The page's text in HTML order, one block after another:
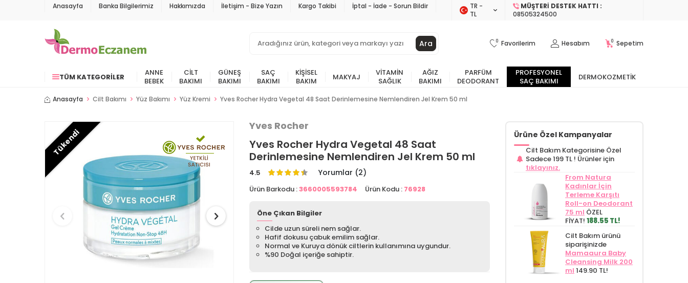
Anasayfa Banka Bilgilerimiz Hakkımızda İletişim - Bize Yazın Kargo Takibi İptal - İade - Sorun Bildir
TR −
TL
MÜŞTERI DESTEK HATTI :
08505324500
Ara 0 Favorilerim Hesabım 0 Sepetim
TÜM KATEGORILER
ANNE
BEBEK
CILT
BAKIMI
GÜNEŞ
BAKIMI
SAÇ
BAKIMI
KIŞISEL
BAKIM
MAKYAJ
VITAMIN
SAĞLIK
AĞIZ
BAKIMI
PARFÜM
DEODORANT
PROFESYONEL
SAÇ BAKIMI
DERMOKOZMETIK
Anasayfa Cilt Bakımı Yüz Bakımı Yüz Kremi Yves Rocher Hydra Vegetal 48 Saat Derinlemesine Nemlendiren Jel Krem 50 ml
Tükendi
Yves Rocher
Yves Rocher Hydra Vegetal 48 Saat
Derinlemesine Nemlendiren Jel Krem 50 ml
4.5 Yorumlar (2)
Ürün Barkodu :3660005593784 Ürün Kodu : 76928
Öne Çıkan Bilgiler
Cilde uzun süreli nem sağlar.
Hafif dokusu çabuk emilim sağlar.
Normal ve Kuruya dönük ciltlerin kullanımına uygundur.
%90 Doğal içeriğe sahiptir.
Ürüne Özel Kampanyalar
Cilt Bakım Kategorisine Özel
Sadece 199 TL ! Ürünler için
tıklayınız.
From Natura
Kadınlar İçin
Terleme Karşıtı
Roll-on Deodorant
75 ml ÖZEL
FİYAT! 188.55 TL!
Cilt Bakım ürünü
siparişinizde
Mamaaura Baby
Cleansing Milk 200
ml 149.90 TL!